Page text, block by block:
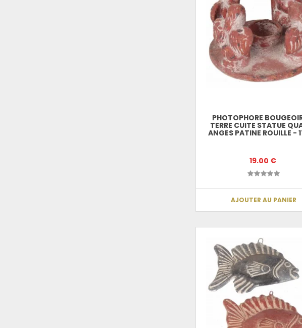
PHOTOPHORE
TERRE CUITE STATUE
ANGES PATINE ROUILLE -
19.00 €
AJOUTER AU PANIER